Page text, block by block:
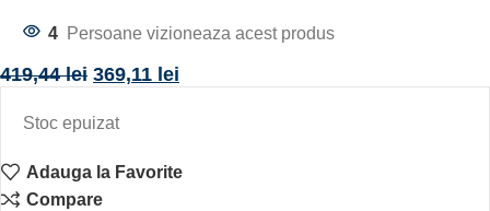
4 Persoane vizioneaza acest produs
419,44lei 369,11 lei
Stoc epuizat
Adauga la Favorite
Compare